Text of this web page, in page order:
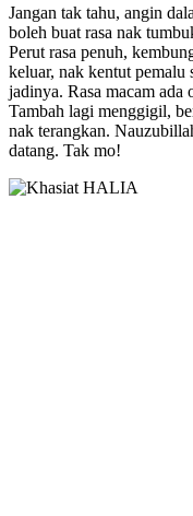
Jangan tak tahu, angin
boleh buat rasa nak
Perut rasa penuh,
keluar, nak kentut
jadinya. Rasa macam ada
Tambah lagi menggigil,
nak terangkan.
datang. Tak mo!